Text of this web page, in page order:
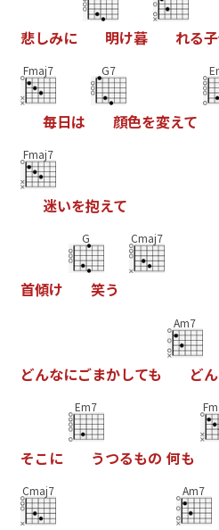
悲しみに 明け暮 れる子
Fmaj7
毎日は
G7
顔色を変えて
Fmaj7
迷いを抱えて
首傾け
G
笑う
Cmaj7
どんなにごまかしても
Am7
どん
そこ に
Em7
うつるもの 何も
Cmaj7 Am7